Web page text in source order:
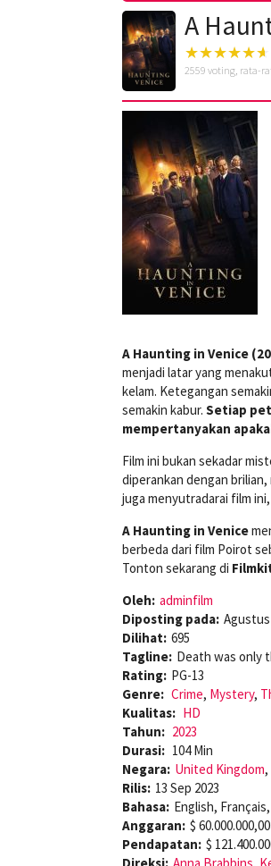
A
2559 voting, rata-
A Haunting in Venice
menjadi latar yang
kelam. Ketegangan
semakin kabur. Setiap
mempertanyakan
Film ini bukan sekadar
diperankan dengan
juga menyutradarai film
A Haunting in Venice
berbeda dari film Poirot
Tonton sekarang di
Oleh: adminfilm
Diposting pada: Agustus
Dilihat: 695
Tagline: Death was only
Rating: PG-13
Genre: Crime, Mystery,
Kualitas: HD
Tahun: 2023
Durasi: 104 Min
Negara: United Kingdom,
Rilis: 13 Sep 2023
Bahasa: English,
Anggaran: $ 60.000.000,00
Pendapatan: $